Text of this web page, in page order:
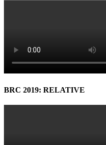
BRC 2019: RELATIVE